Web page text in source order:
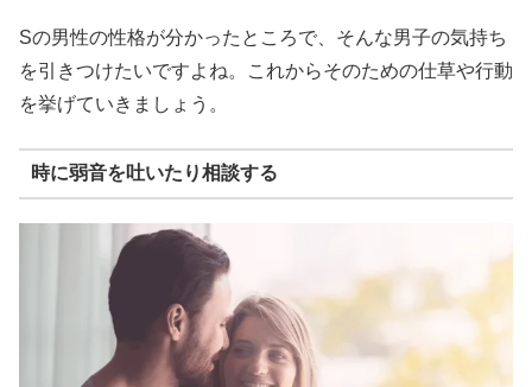
Sの男性の性格が分かったところで、そんな男子の気持ち
を引きつけたいですよね。これからそのための仕草や行動
を挙げていきましょう。
時に弱音を吐いたり相談する